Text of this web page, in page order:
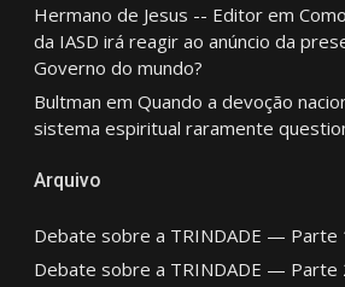
Hermano de Jesus -- Editorem
da IASD irá reagir ao anúncio da
Governo do mundo?
Bultman em Quando a devoção
sistema espiritual raramente
Arquivo
Debate sobre a TRINDADE — Parte
Debate sobre a TRINDADE — Parte